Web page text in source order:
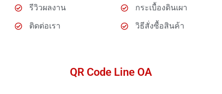
รีวิวผลงาน
ติดต่อเรา
กระเบื้องดินเผา
วิธีสั่งซื้อสินค้า
QR Code Line OA